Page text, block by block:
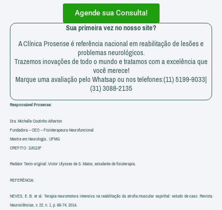
Agende sua Consulta!
Sua primeira vez no nosso site?
A Clínica Prosense é referência nacional em reabilitação de lesões e
problemas neurológicos.
Trazemos inovações de todo o mundo e tratamos com a excelência que
você merece!
Marque uma avaliação pelo Whatsap ou nos telefones:(11) 5199-9033|
(31) 3088-2135
Responsável Prosense:
Dra. Michelle Coutinho Atherton
Fundadora – CEO – Fisioterapeura Neurofuncional
Mestre em Neurologia . UFMG
CREFITO: 118113F
Redator Texto original: Victor Ulysses de S. Matos, estudante de fisioterapia.
REFERÊNCIA:
NEVES, E. B. et al. Terapia neuromotora intensiva na reabilitação da atrofia muscular espinhal: estudo de caso. Revista
Neurociências, v. 22, n. 1, p. 66-74, 2014.